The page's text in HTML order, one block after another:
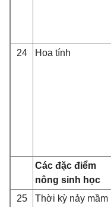
24 Hoa tính
Các đặc điểm
nông sinh học
25
Thời kỳ nảy mầm